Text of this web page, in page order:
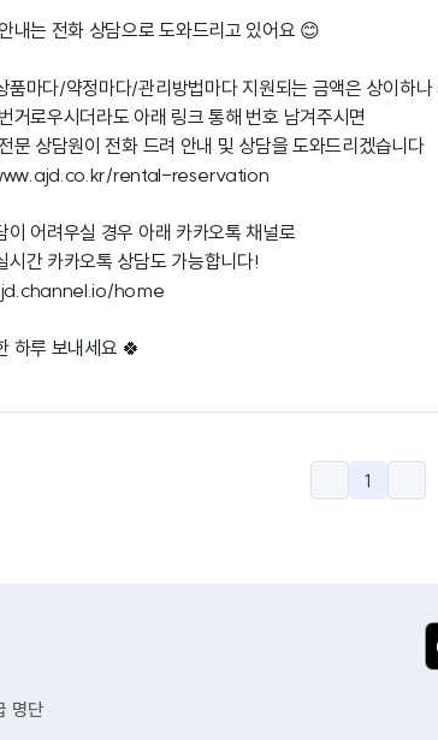
내는 전화 상담으로 도와드리고 있어요 😊
품마다/약정마다/관리방법마다 지원되는 금액은 상이하
거로우시더라도 아래 링크 통해 번호 남겨주시면
문 상담원이 전화 드려 안내 및 상담을 도와드리겠습니다
rental-reservation
이 어려우실 경우 아래 카카오톡 채널로
시간 카카오톡 상담도 가능합니다!
home
하루 보내세요 🍀
1
명단